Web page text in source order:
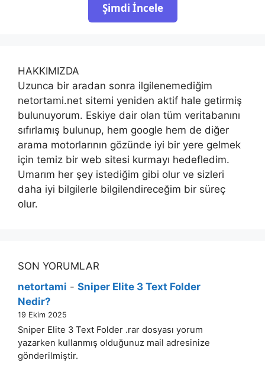
Şimdi İncele
HAKKIMIZDA
Uzunca bir aradan sonra ilgilenemediğim
netortami.net sitemi yeniden aktif hale getirmiş
bulunuyorum. Eskiye dair olan tüm veritabanını
sıfırlamış bulunup, hem google hem de diğer
arama motorlarının gözünde iyi bir yere gelmek
için temiz bir web sitesi kurmayı hedefledim.
Umarım her şey istediğim gibi olur ve sizleri
daha iyi bilgilerle bilgilendireceğim bir süreç
olur.
SON YORUMLAR
netortami - Sniper Elite 3 Text Folder
Nedir?
19 Ekim 2025
Sniper Elite 3 Text Folder .rar dosyası yorum
yazarken kullanmış olduğunuz mail adresinize
gönderilmiştir.